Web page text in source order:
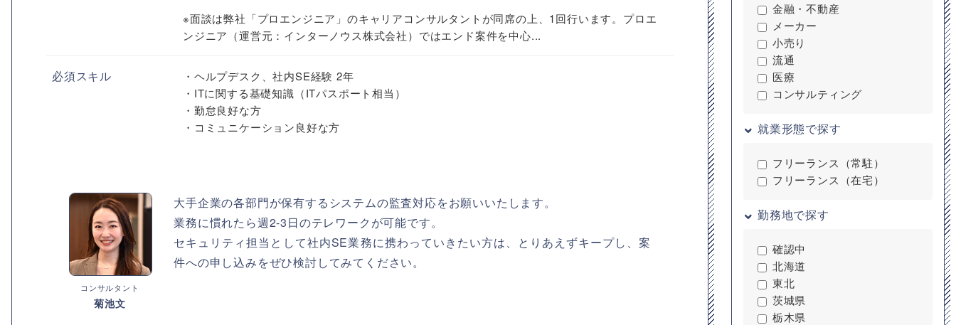
※面談は弊社「プロエンジニア」のキャリアコンサルタントが同席の上、1回行います。プロエ
ンジニア（運営元：インターノウス株式会社）ではエンド案件を中心...
必須スキル
・ヘルプデスク、社内SE経験 2年
・ITに関する基礎知識（ITパスポート相当）
・勤怠良好な方
・コミュニケーション良好な方
コンサルタント
菊池文
大手企業の各部門が保有するシステムの監査対応をお願いいたします。
業務に慣れたら週2-3日のテレワークが可能です。
セキュリティ担当として社内SE業務に携わっていきたい方は、とりあえずキープし、案
件への申し込みをぜひ検討してみてください。
金融・不動産
メーカー
小売り
流通
医療
コンサルティング
就業形態で探す
フリーランス（常駐）
フリーランス（在宅）
勤務地で探す
確認中
北海道
東北
茨城県
栃木県